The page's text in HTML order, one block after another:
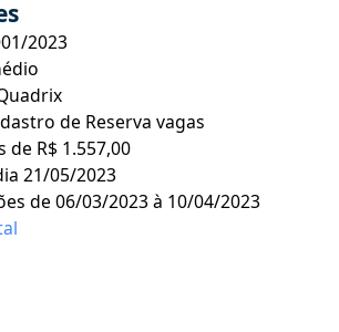
2023
de Reserva vagas
de R$ 1.557,00
21/05/2023
de 06/03/2023 à 10/04/2023